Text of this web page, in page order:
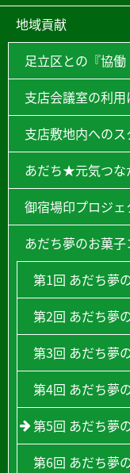
地域貢献
足立区との『協
支店会議室の利
支店敷地内への
あだち★元気つな
御宿場印プロジェ
あだち夢のお菓子
第1回 あだち夢
第2回 あだち夢
第3回 あだち夢
第4回 あだち夢
第5回 あだち夢
第6回 あだち夢